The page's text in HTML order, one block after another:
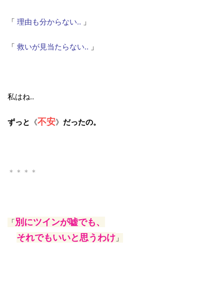
「 理由も分からない‥ 」
「 救いが見当たらない‥ 」
私はね‥
ずっと 《不安》 だったの。
＊＊＊＊
「別にツインが嘘でも、
それでもいいと思うわけ 」